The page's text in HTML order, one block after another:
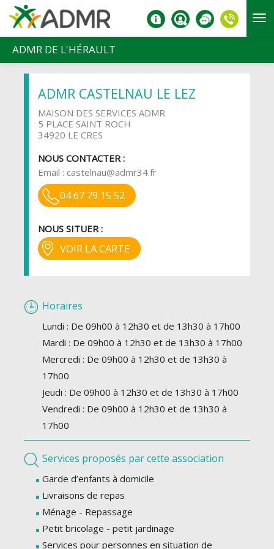
Aller au contenu principal
ADMR DE L'HÉRAULT
ADMR CASTELNAU LE LEZ
MAISON DES SERVICES ADMR
5 PLACE SAINT ROCH
34920 LE CRES
NOUS CONTACTER :
Email : castelnau@admr34.fr
04 67 79 15 52
NOUS SITUER :
VOIR LA CARTE
Horaires
Lundi : De 09h00 à 12h30 et de 13h30 à 17h00
Mardi : De 09h00 à 12h30 et de 13h30 à 17h00
Mercredi : De 09h00 à 12h30 et de 13h30 à
17h00
Jeudi : De 09h00 à 12h30 et de 13h30 à 17h00
Vendredi : De 09h00 à 12h30 et de 13h30 à
17h00
Services proposés par cette association
Garde d’enfants à domicile
Livraisons de repas
Ménage - Repassage
Petit bricolage - petit jardinage
Services pour personnes en situation de